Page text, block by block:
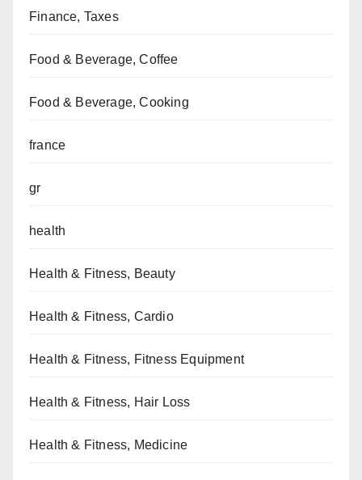
Finance, Taxes
Food & Beverage, Coffee
Food & Beverage, Cooking
france
gr
health
Health & Fitness, Beauty
Health & Fitness, Cardio
Health & Fitness, Fitness Equipment
Health & Fitness, Hair Loss
Health & Fitness, Medicine